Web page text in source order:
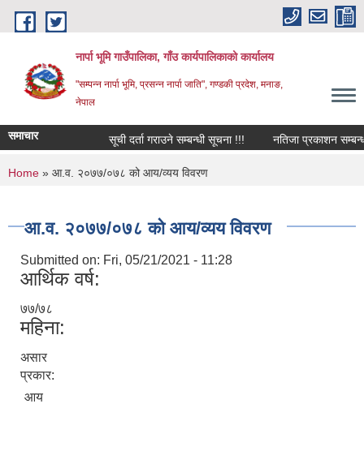
Skip to main content
नार्पा भूमि गाउँपालिका, गाँउ कार्यपालिकाको कार्यालय
"सम्पन्न नार्पा भूमि, प्रसन्न नार्पा जाति", गण्डकी प्रदेश, मनाङ,
नेपाल
समाचार सूची दर्ता गराउने सम्बन्धी सूचना !!! नतिजा प्रकाशन
You are here
Home » आ.व. २०७७/०७८ को आय/व्यय विवरण
आ.व. २०७७/०७८ को आय/व्यय विवरण
Submitted on: Fri, 05/21/2021 - 11:28
आर्थिक वर्ष:
७७/७८
महिना:
असार
प्रकार:
आय